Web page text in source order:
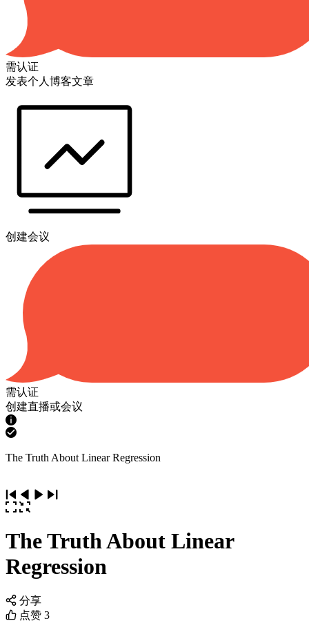
需认证
发表个人博客文章
创建会议
需认证
创建直播或会议
The Truth About Linear Regression
The Truth About Linear
Regression
分享
点赞 3